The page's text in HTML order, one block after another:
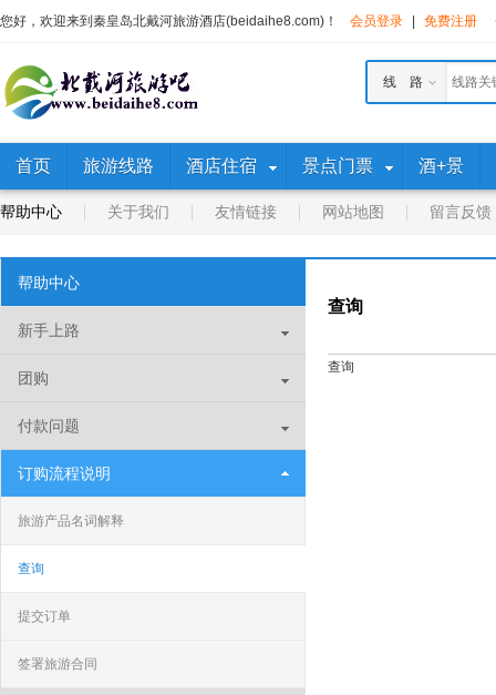
您好，欢迎来到秦皇岛北戴河旅游酒店(beidaihe8.com)！ 会员登录 免费注册
线 路
首页 旅游线路 酒店住宿 景点门票 酒+景
帮助中心 关于我们 友情链接 网站地图 留言反馈
帮助中心
新手上路
团购
付款问题
订购流程说明
旅游产品名词解释
查询
提交订单
签署旅游合同
查询
查询